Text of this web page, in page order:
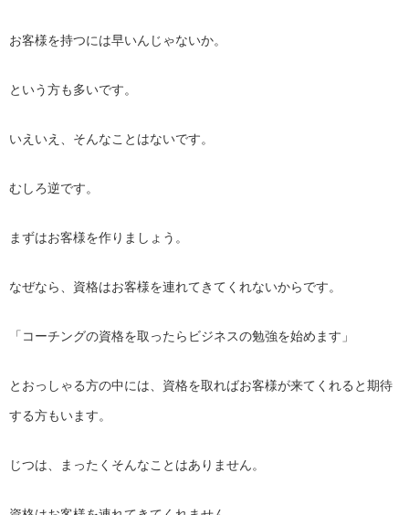
お客様を持つには早いんじゃないか。
という方も多いです。
いえいえ、そんなことはないです。
むしろ逆です。
まずはお客様を作りましょう。
なぜなら、資格はお客様を連れてきてくれないからです。
「コーチングの資格を取ったらビジネスの勉強を始めます」
とおっしゃる方の中には、 資格を取ればお客様が来てくれると期待
する方もいます。
じつは、まったくそんなことはありません。